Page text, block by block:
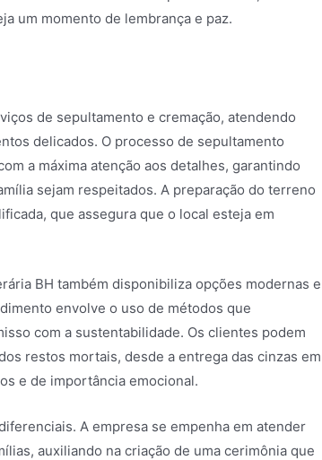
um momento de lembrança e paz.
de sepultamento e cremação, atendendo
delicados. O processo de sepultamento
a máxima atenção aos detalhes, garantindo
sejam respeitados. A preparação do terreno
que assegura que o local esteja em
BH também disponibiliza opções modernas e
envolve o uso de métodos que
com a sustentabilidade. Os clientes podem
restos mortais, desde a entrega das cinzas em
e de importância emocional.
A empresa se empenha em atender
auxiliando na criação de uma cerimônia que